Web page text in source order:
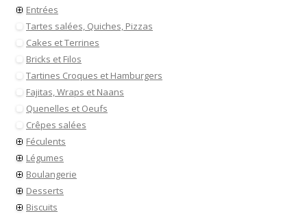
Entrées
Tartes salées, Quiches, Pizzas
Cakes et Terrines
Bricks et Filos
Tartines Croques et Hamburgers
Fajitas, Wraps et Naans
Quenelles et Oeufs
Crêpes salées
Féculents
Légumes
Boulangerie
Desserts
Biscuits